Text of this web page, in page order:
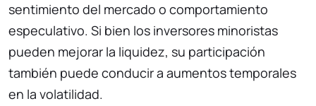
sentimiento del mercado o comportamiento
especulativo. Si bien los inversores minoristas
pueden mejorar la liquidez, su participación
también puede conducir a aumentos temporales
en la volatilidad.